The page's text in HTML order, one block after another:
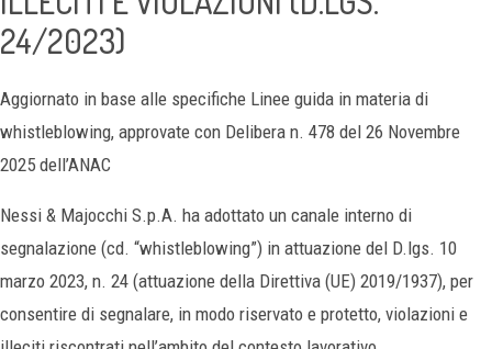
24/2023)
Aggiornato in base alle specifiche Linee guida in materia di
whistleblowing, approvate con Delibera n. 478 del 26 Novembre
2025 dell’ANAC
Nessi & Majocchi S.p.A. ha adottato un canale interno di
segnalazione (cd. “whistleblowing”) in attuazione del D.lgs. 10
marzo 2023, n. 24 (attuazione della Direttiva (UE) 2019/1937), per
consentire di segnalare, in modo riservato e protetto, violazioni e